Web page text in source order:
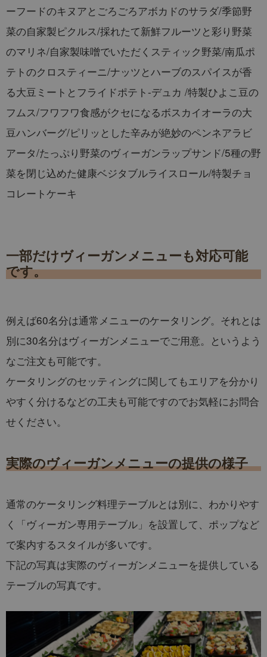
ーフードのキヌアとごろごろアボカドのサラダ/季節野
菜の自家製ピクルス/採れたて新鮮フルーツと彩り野菜
のマリネ/自家製味噌でいただくスティック野菜/南瓜ポ
テトのクロスティーニ/ナッツとハーブのスパイスが香
る大豆ミートとフライドポテト-デュカ /特製ひよこ豆の
フムス/フワフワ食感がクセになるボスカイオーラの大
豆ハンバーグ/ピリッとした辛みが絶妙のペンネアラビ
アータ/たっぷり野菜のヴィーガンラップサンド/5種の野
菜を閉じ込めた健康ベジタブルライスロール/特製チョ
コレートケーキ
一部だけヴィーガンメニューも対応可能
です。
例えば60名分は通常メニューのケータリング。それとは
別に30名分はヴィーガンメニューでご用意。というよう
なご注文も可能です。
ケータリングのセッティングに関してもエリアを分かり
やすく分けるなどの工夫も可能ですのでお気軽にお問合
せください。
実際のヴィーガンメニューの提供の様子
通常のケータリング料理テーブルとは別に、わかりやす
く「ヴィーガン専用テーブル」を設置して、ポップなど
で案内するスタイルが多いです。
下記の写真は実際のヴィーガンメニューを提供している
テーブルの写真です。